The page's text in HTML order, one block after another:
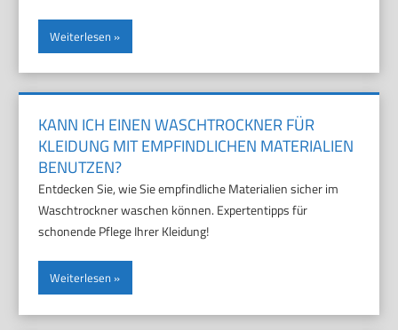
Weiterlesen
KANN ICH EINEN WASCHTROCKNER FÜR
KLEIDUNG MIT EMPFINDLICHEN MATERIALIEN
BENUTZEN?
Entdecken Sie, wie Sie empfindliche Materialien sicher im
Waschtrockner waschen können. Expertentipps für
schonende Pflege Ihrer Kleidung!
Weiterlesen